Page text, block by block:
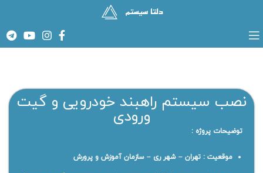
نصب سیستم راهبند خودرویی و گیت
ورودی
توضیحات پروژه :
موقعیت : تهران – شهر ری – سازمان آموزش و پرورش